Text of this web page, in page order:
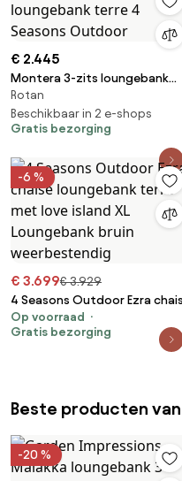
€ 2.445
Montera 3-zits loungebank
terre 4 Seasons Outdoor
Rotan
Beschikbaar in 2 e-shops
Gratis bezorging
-6 %
€ 3.699€ 3.929
4 Seasons Outdoor Ezra
loungebank terre met love
island XL Loungebank bruin
Op voorraad
Gratis bezorging
Beste producten
-20 %